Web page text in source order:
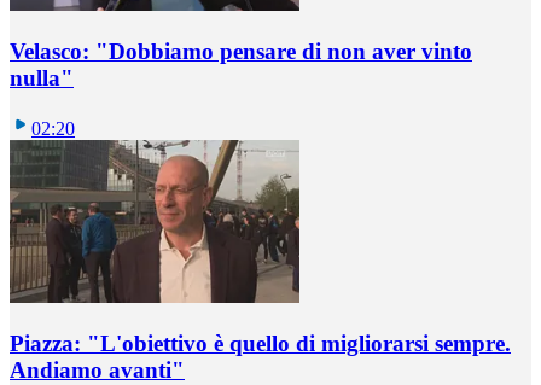
Velasco: "Dobbiamo pensare di non aver vinto
nulla"
02:20
Piazza: "L'obiettivo è quello di migliorarsi sempre.
Andiamo avanti"